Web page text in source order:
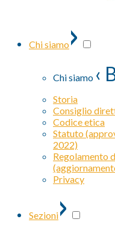
Chi siamo ›
Chi siamo ‹
Storia
Consiglio
Codice etica
Statuto
2022)
Regolamento
Privacy
Sezioni›